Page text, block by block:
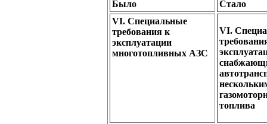
Было
Стало
VI. Специальные
требования к
эксплуатации
многотопливных АЗС
VI.
топлива